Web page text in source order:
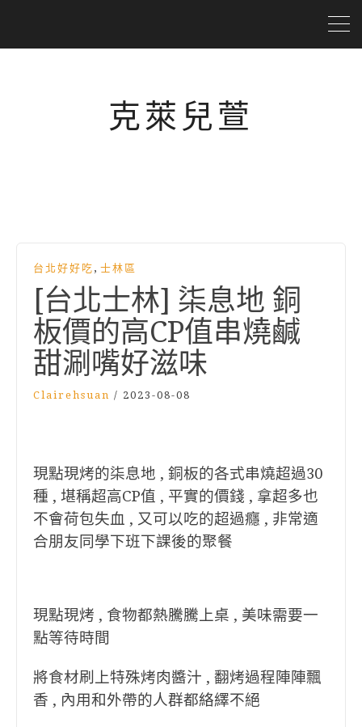
克萊兒萱
台北好好吃 , 士林區
[台北士林] 柒息地 銅
板價的高CP值串燒鹹
甜涮嘴好滋味
Clairehsuan / 2023-08-08
現點現烤的柒息地 , 銅板的各式串燒超過30
種 , 堪稱超高CP值 , 平實的價錢 , 拿超多也
不會荷包失血 , 又可以吃的超過癮 , 非常適
合朋友同學下班下課後的聚餐
現點現烤 , 食物都熱騰騰上桌 , 美味需要一
點等待時間
將食材刷上特殊烤肉醬汁 , 翻烤過程陣陣飄
香 , 內用和外帶的人群都絡繹不絕